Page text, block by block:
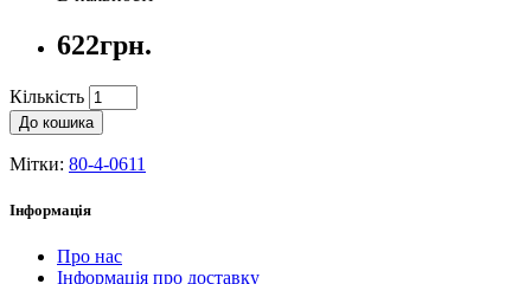
622грн.
Кількість
До кошика
Мітки: 80-4-0611
Інформація
Про нас
Інформація про доставку